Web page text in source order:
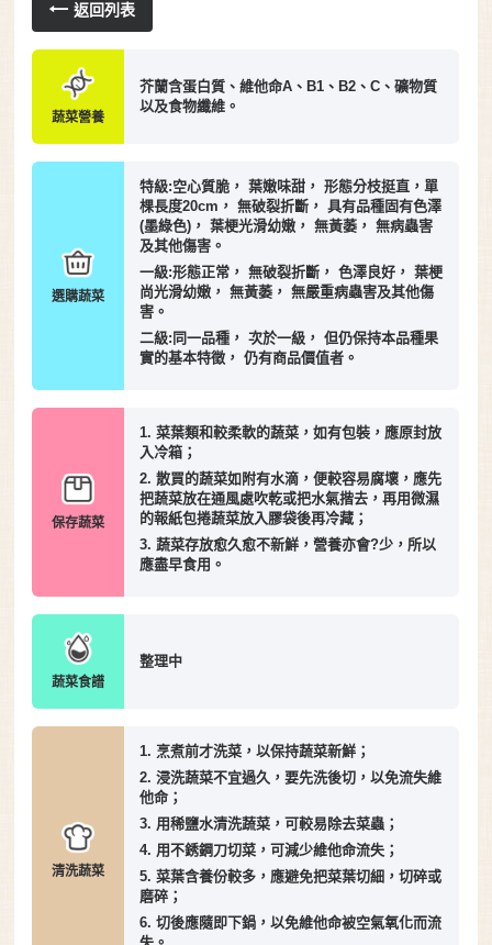
返回列表
蔬菜營養
芥蘭含蛋白質、維他命A、B1、B2、C、礦物質
以及食物纖維。
選購蔬菜
特級:空心質脆， 葉嫩味甜， 形態分枝挺直，單
棵長度20cm， 無破裂折斷， 具有品種固有色澤
(墨綠色)， 葉梗光滑幼嫩， 無黃萎， 無病蟲害
及其他傷害。
一級:形態正常， 無破裂折斷， 色澤良好， 葉梗
尚光滑幼嫩， 無黃萎， 無嚴重病蟲害及其他傷
害。
二級:同一品種， 次於一級， 但仍保持本品種果
實的基本特徵， 仍有商品價值者。
保存蔬菜
1. 菜葉類和較柔軟的蔬菜，如有包裝，應原封放
入冷箱；
2. 散買的蔬菜如附有水滴，便較容易腐壞，應先
把蔬菜放在通風處吹乾或把水氣揩去，再用微濕
的報紙包捲蔬菜放入膠袋後再冷藏；
3. 蔬菜存放愈久愈不新鮮，營養亦會?少，所以
應盡早食用。
蔬菜食譜
整理中
清洗蔬菜
1. 烹煮前才洗菜，以保持蔬菜新鮮；
2. 浸洗蔬菜不宜過久，要先洗後切，以免流失維
他命；
3. 用稀鹽水清洗蔬菜，可較易除去菜蟲；
4. 用不銹鋼刀切菜，可減少維他命流失；
5. 菜葉含養份較多，應避免把菜葉切細，切碎或
磨碎；
6. 切後應隨即下鍋，以免維他命被空氣氧化而流
失。